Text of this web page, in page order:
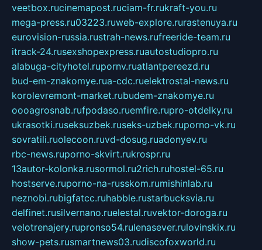
veetbox.rucinemapost.ruciam-fr.rukraft-you.ru
mega-press.ru03223.ruweb-explore.rurastenuya.ru
eurovision-russia.rustrah-news.rufreeride-team.ru
itrack-24.rusexshopexpress.ruautostudiopro.ru
alabuga-cityhotel.rupornv.ruatlantpereezd.ru
bud-em-znakomye.rua-cdc.ruelektrostal-news.ru
korolevremont-market.rubudem-znakomye.ru
oooagrosnab.rufpodaso.ruemfire.rupro-otdelky.ru
ukrasotki.ruseksuzbek.ruseks-uzbek.ruporno-vk.ru
sovratili.ruolecoon.ruvd-dosug.ruadonyev.ru
rbc-news.ruporno-skvirt.rukrospr.ru
13autor-kolonka.rusormol.ru2rich.ruhostel-65.ru
hostserve.ruporno-na-russkom.rumishinlab.ru
neznobi.rubigfatcc.ruhabble.rustarbucksvia.ru
delfinet.rusilvernano.ruelestal.ruvektor-doroga.ru
velotrenajery.rupronso54.rulenasever.rulovinskix.ru
show-pets.rusmartnews03.rudiscofoxworld.ru